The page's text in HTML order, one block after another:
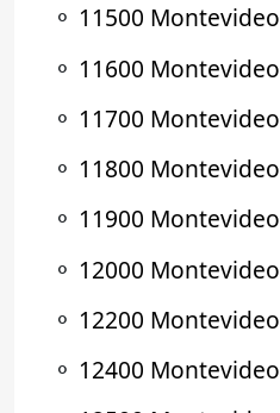
⚬ 11500 Montevideo
⚬ 11600 Montevideo
⚬ 11700 Montevideo
⚬ 11800 Montevideo
⚬ 11900 Montevideo
⚬ 12000 Montevideo
⚬ 12200 Montevideo
⚬ 12400 Montevideo